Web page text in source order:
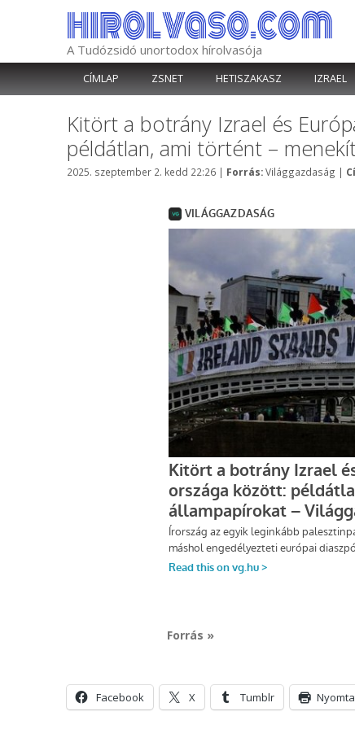
A Tudózsidó unortodox hírolvasója
CÍMLAP ZSNET HETISZAKASZ IZRAEL
Kitört a botrány Izrael és
példátlan, ami történt –
2025. szeptember 2. kedd 22:26 | Forrás:Kategória
Világgazdaság |
Forrás »
Facebook X Tumblr